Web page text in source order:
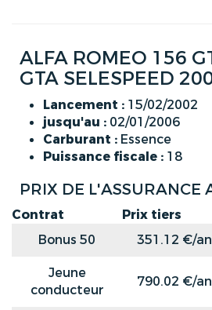
ALFA ROMEO 156
GTA SELESPEED
Lancement : 15/02/2002
jusqu'au : 02/01/2006
Carburant : Essence
Puissance fiscale : 18
PRIX DE L'ASSURANCE
Contrat Prix tiers
Bonus 50
351.12 €/an
Jeune
conducteur
790.02 €/an